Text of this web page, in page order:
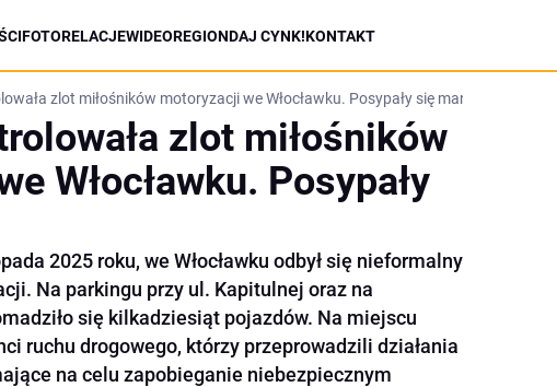
FOTORELACJEWIDEOREGIONDAJ CYNK!KONTAKT
zlot miłośników motoryzacji we Włocławku. Posypały się mandaty
zlot miłośników
Włocławku. Posypały
2025 roku, we Włocławku odbył się nieformalny
Na parkingu przy ul. Kapitulnej oraz na
się kilkadziesiąt pojazdów. Na miejscu
ruchu drogowego, którzy przeprowadzili działania
na celu zapobieganie niebezpiecznym